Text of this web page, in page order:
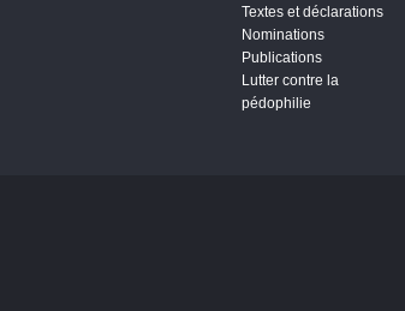
Textes et déclarations
Nominations
Publications
Lutter contre la
pédophilie